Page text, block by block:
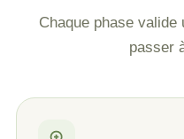
Chaque phase
passer